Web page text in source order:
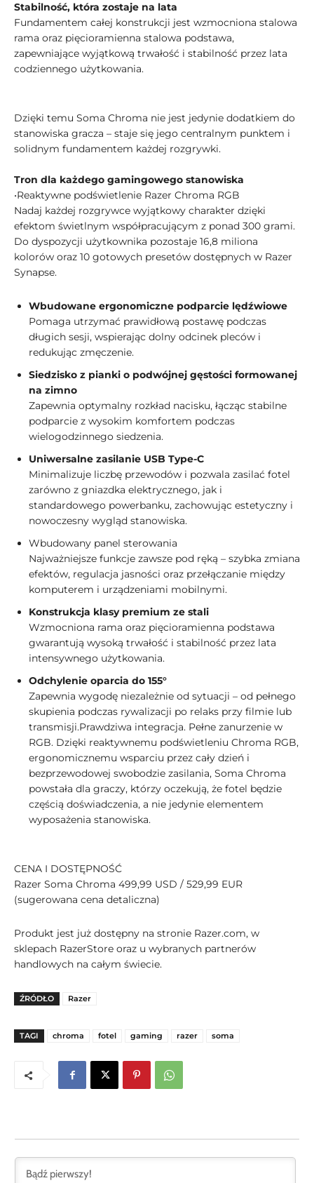
Stabilność, która zostaje na lata
Fundamentem całej konstrukcji jest wzmocniona stalowa
rama oraz pięcioramienna stalowa podstawa,
zapewniające wyjątkową trwałość i stabilność przez lata
codziennego użytkowania.
Dzięki temu Soma Chroma nie jest jedynie dodatkiem do
stanowiska gracza – staje się jego centralnym punktem i
solidnym fundamentem każdej rozgrywki.
Tron dla każdego gamingowego stanowiska
•Reaktywne podświetlenie Razer Chroma RGB
Nadaj każdej rozgrywce wyjątkowy charakter dzięki
efektom świetlnym współpracującym z ponad 300 grami.
Do dyspozycji użytkownika pozostaje 16,8 miliona
kolorów oraz 10 gotowych presetów dostępnych w Razer
Synapse.
Wbudowane ergonomiczne podparcie lędźwiowe
Pomaga utrzymać prawidłową postawę podczas
długich sesji, wspierając dolny odcinek pleców i
redukując zmęczenie.
Siedzisko z pianki o podwójnej gęstości formowanej
na zimno
Zapewnia optymalny rozkład nacisku, łącząc stabilne
podparcie z wysokim komfortem podczas
wielogodzinnego siedzenia.
Uniwersalne zasilanie USB Type-C
Minimalizuje liczbę przewodów i pozwala zasilać fotel
zarówno z gniazdka elektrycznego, jak i
standardowego powerbanku, zachowując estetyczny i
nowoczesny wygląd stanowiska.
Wbudowany panel sterowania
Najważniejsze funkcje zawsze pod ręką – szybka zmiana
efektów, regulacja jasności oraz przełączanie między
komputerem i urządzeniami mobilnymi.
Konstrukcja klasy premium ze stali
Wzmocniona rama oraz pięcioramienna podstawa
gwarantują wysoką trwałość i stabilność przez lata
intensywnego użytkowania.
Odchylenie oparcia do 155°
Zapewnia wygodę niezależnie od sytuacji – od pełnego
skupienia podczas rywalizacji po relaks przy filmie lub
transmisji.Prawdziwa integracja. Pełne zanurzenie w
RGB. Dzięki reaktywnemu podświetleniu Chroma RGB,
ergonomicznemu wsparciu przez cały dzień i
bezprzewodowej swobodzie zasilania, Soma Chroma
powstała dla graczy, którzy oczekują, że fotel będzie
częścią doświadczenia, a nie jedynie elementem
wyposażenia stanowiska.
CENA I DOSTĘPNOŚĆ
Razer Soma Chroma 499,99 USD / 529,99 EUR
(sugerowana cena detaliczna)
Produkt jest już dostępny na stronie Razer.com, w
sklepach RazerStore oraz u wybranych partnerów
handlowych na całym świecie.
ŹRÓDŁO Razer
TAGI chroma fotel gaming razer soma